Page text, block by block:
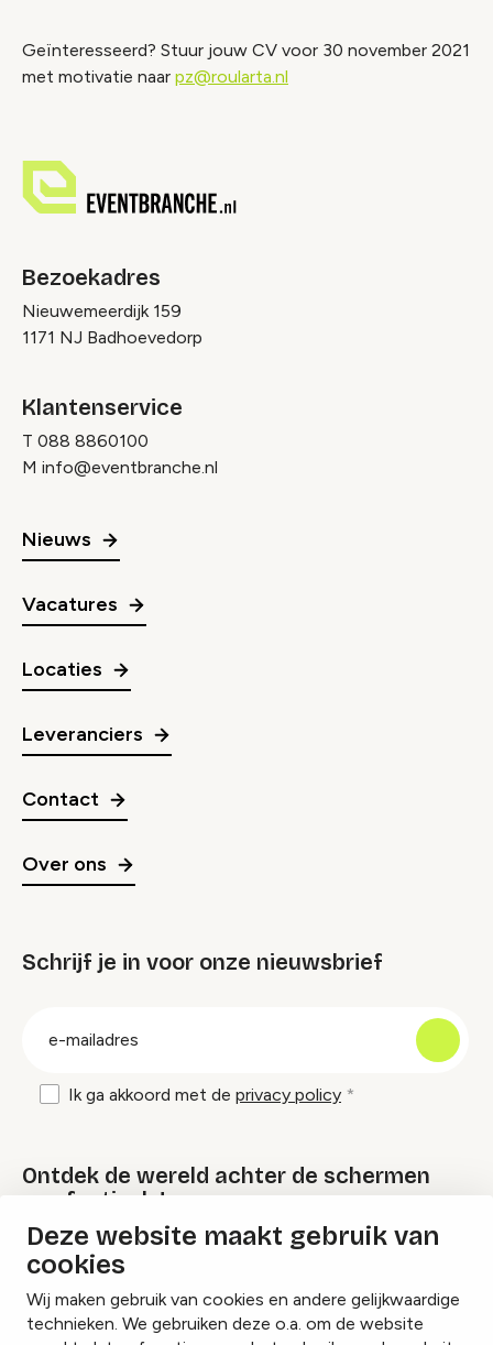
Deze website maakt gebruik van
cookies
Wij maken gebruik van cookies en andere gelijkwaardige
technieken. We gebruiken deze o.a. om de website
Geïnteresseerd? Stuur jouw CV voor 30 november 2021
met motivatie naar pz@roularta.nl
Bezoekadres
Nieuwemeerdijk 159
1171 NJ Badhoevedorp
Klantenservice
T 088 8860100
M info@eventbranche.nl
Nieuws
Vacatures
Locaties
Leveranciers
Contact
Over ons
Schrijf je in voor onze nieuwsbrief
Ik ga akkoord met de privacy policy
Ontdek de wereld achter de schermen
van festivals!
Lees onze Festival Specials